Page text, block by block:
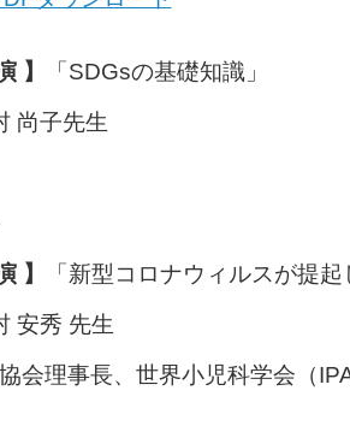
】
「SDGsの基礎知識」
尚子先生
】
「新型コロナウィルスが提
安秀 先生
会理事長、世界小児科学会（